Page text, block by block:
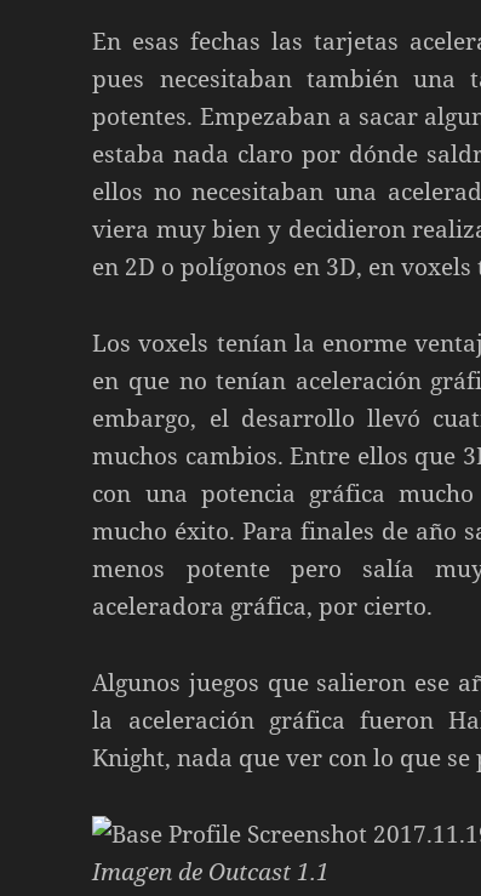
En esas fechas las tarjetas
pues necesitaban también
potentes. Empezaban a sacar
estaba nada claro por dónde
ellos no necesitaban una
viera muy bien y decidieron
en 2D o polígonos en 3D, en
Los voxels tenían la enorme
en que no tenían aceleración
embargo, el desarrollo llevó
muchos cambios. Entre ellos que
con una potencia gráfica
mucho éxito. Para finales de año
menos potente pero salía
aceleradora gráfica, por cierto.
Algunos juegos que salieron ese
la aceleración gráfica fueron
Knight, nada que ver con lo que
Imagen de Outcast 1.1